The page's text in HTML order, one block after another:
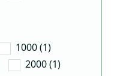
1000 (1)
2000 (1)